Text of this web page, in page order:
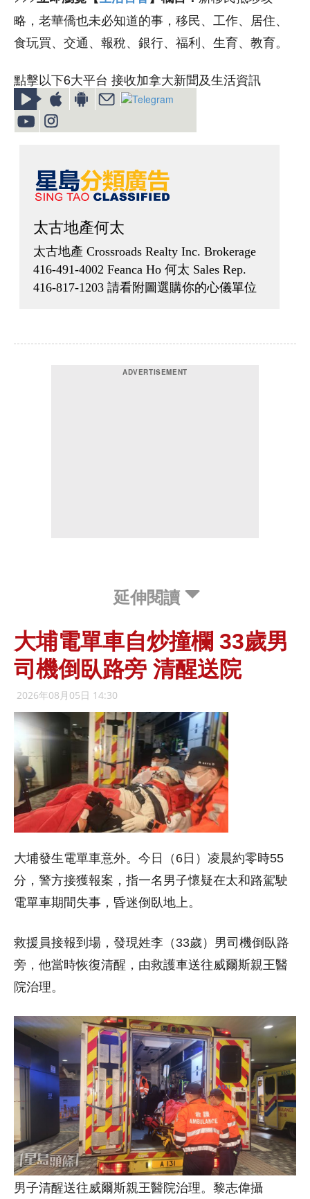
略，老華僑也未必知道的事，移民、工作、居住、
食玩買、交通、報稅、銀行、福利、生育、教育。
點擊以下6大平台 接收加拿大新聞及生活資訊
延伸閱讀
大埔電單車自炒撞欄 33歲男
司機倒臥路旁 清醒送院
2026年08月05日 14:30
大埔發生電單車意外。今日（6日）凌晨約零時55
分，警方接獲報案，指一名男子懷疑在太和路駕駛
電單車期間失事，昏迷倒臥地上。
救援員接報到場，發現姓李（33歲）男司機倒臥路
旁，他當時恢復清醒，由救護車送往威爾斯親王醫
院治理。
男子清醒送往威爾斯親王醫院治理。黎志偉攝